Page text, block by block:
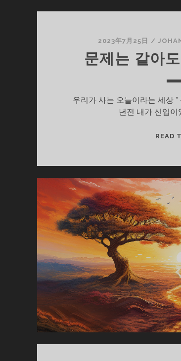
2023年7月25日 /
문제는 같아
우리가 사는 오늘이라는 세상
년전 내가 신입
READ